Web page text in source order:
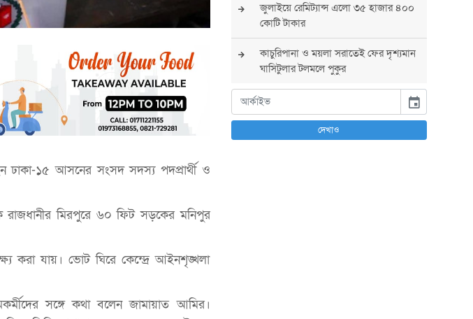
ঢাকা-১৫ আসনের সংসদ সদস্য পদপ্রার্থী ও
মিরপুরে ৬০ ফিট সড়কের মনিপুর
করা যায়। ভোট ঘিরে কেন্দ্রে আইনশৃঙ্খলা
সঙ্গে কথা বলেন জামায়াত আমির।
জুলাইয়ে রেমিট্যান্স এলো ৩৫ হাজার ৪০০
কোটি টাকার
কাচুরিপানা ও ময়লা সরাতেই ফের দৃশ্যমান
ঘাসিটুলার টলমলে পুকুর
সারা দেশে সর্বোচ্চ সতর্কতা জারি
পুলিশের
বিএনপির রাষ্ট্রপতি প্রার্থী চূড়ান্ত করবেন
event
দেখাও